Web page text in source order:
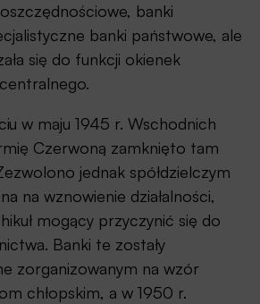
oszczędnościowe, banki
banki państwowe, ale
się do funkcji okienek
w maju 1945 r. Wschodnich
Czerwoną zamknięto tam
jednak spółdzielczym
na wznowienie działalności,
mogący przyczynić się do
Banki te zostały
zorganizowanym na wzór
chłopskim, a w 1950 r.